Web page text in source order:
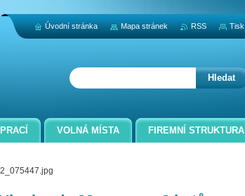
VOLNÁ MÍSTA FIREMNÍ STRUKTURA
Úvodní stránka Mapa stránek RSS Tisk